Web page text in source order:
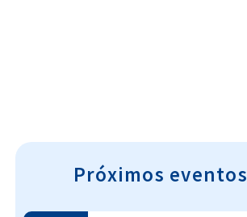
Próximos eventos